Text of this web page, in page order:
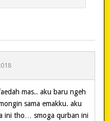
mas.. aku baru ngeh
sama emakku. aku
ini tho… smoga qurban ini